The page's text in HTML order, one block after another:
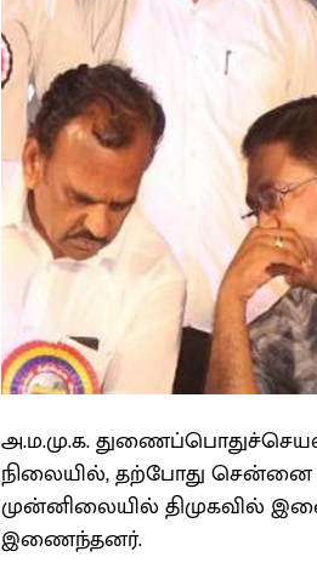
அ.ம.மு.க.
நிலையில், தற்போது
முன்னிலையில் திமுகவில்
இணைந்தனர்.